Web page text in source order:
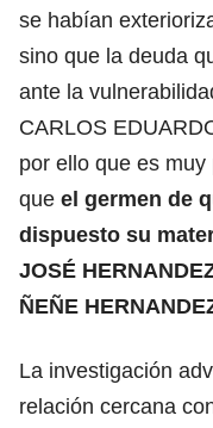
se habían
sino que la deuda
ante la
CARLOS
por ello que es
que el germen de
dispuesto su
JOSÉ
ÑEÑE
La investigación
relación cercana